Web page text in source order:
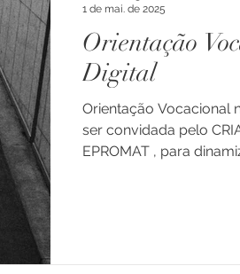
Orientação
Digital
Orientação Vocacional
ser convidada pelo CRIAP, em parceria
EPROMAT , para
1 de mai. de 2025